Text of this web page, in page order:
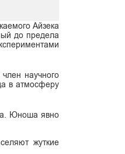
Айзека
до предела
научного
в атмосферу
Юноша явно
жуткие